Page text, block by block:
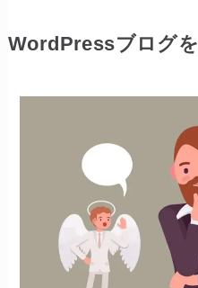
WordPressブログ